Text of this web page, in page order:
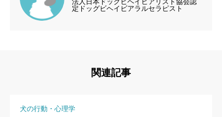
定ドッグビヘイビアラルセラピスト
関連記事
犬の行動・心理学